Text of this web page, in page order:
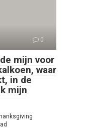
0
mijn voor
waar
in de
mijn